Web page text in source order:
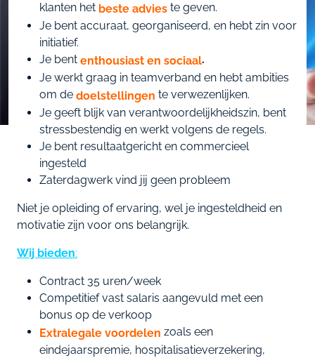
klanten het beste advies te geven.
Je bent accuraat, georganiseerd, en hebt zin voor
initiatief.
Je bent enthousiast en sociaal.
Je werkt graag in teamverband en hebt ambities
om de doelstellingen te verwezenlijken.
Je geeft blijk van verantwoordelijkheidszin, bent
stressbestendig en werkt volgens de regels.
Je bent resultaatgericht en commercieel
ingesteld
Zaterdagwerk vind jij geen probleem
Niet je opleiding of ervaring, wel je ingesteldheid en
motivatie zijn voor ons belangrijk.
Wij bieden:
Contract 35 uren/week
Competitief vast salaris aangevuld met een
bonus op de verkoop
Extralegale voordelen zoals een
eindejaarspremie, hospitalisatieverzekering,